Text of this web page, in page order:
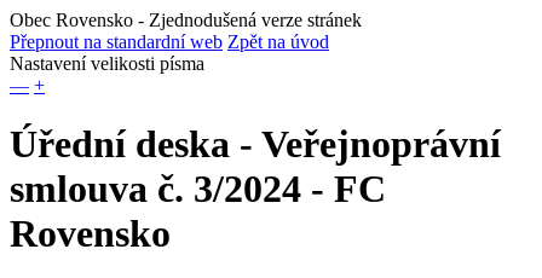
Obec Rovensko - Zjednodušená verze stránek
Přepnout na standardní web Zpět na úvod
Nastavení velikosti písma
— +
Úřední deska - Veřejnoprávní
smlouva č. 3/2024 - FC
Rovensko